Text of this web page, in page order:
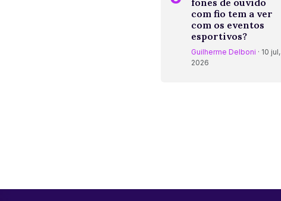
com fio tem a ver
com os eventos
esportivos?
Guilherme Delboni · 10 jul,
2026